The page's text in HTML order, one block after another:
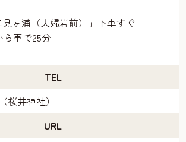
見ヶ浦（夫婦岩前）」下車すぐ
車で25分
TEL
桜井神社）
URL